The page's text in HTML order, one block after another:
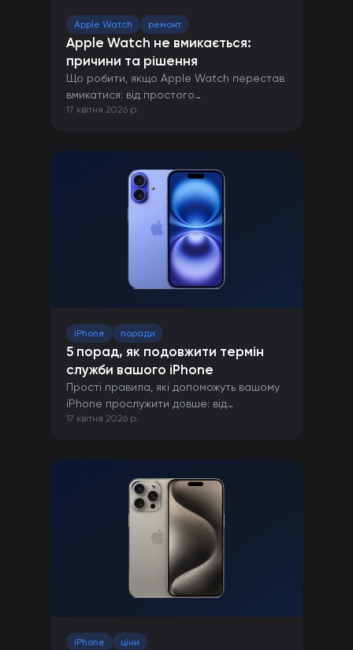
Apple Watch ремонт
Apple Watch не вмикається:
причини та рішення
Що робити, якщо Apple Watch перестав
вмикатися: від простого
перезавантаження до ремонту в сервісі.
17 квітня 2026 р.
iPhone поради
5 порад, як подовжити термін
служби вашого iPhone
Прості правила, які допоможуть вашому
iPhone прослужити довше: від
правильної зарядки до захисту від
17 квітня 2026 р.
iPhone ціни